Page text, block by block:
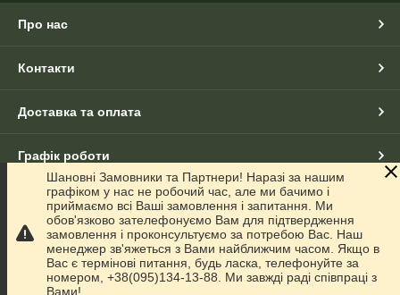
Про нас
Контакти
Доставка та оплата
Графік роботи
Повна версія сайту
Сайт створено на маркетплейсіProm.ua
Політика конфіденційності
Шановні Замовники та Партнери! Наразі за нашим
графіком у нас не робочий час, але ми бачимо і
приймаємо всі Ваші замовлення і запитання. Ми
обов'язково зателефонуємо Вам для підтвердження
замовлення і проконсультуємо за потребою Вас. Наш
менеджер зв'яжеться з Вами найближчим часом. Якщо в
Вас є термінові питання, будь ласка, телефонуйте за
номером, +38(095)134-13-88. Ми завжді раді співпраці з
Вами!